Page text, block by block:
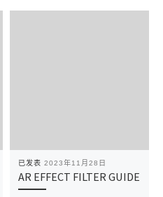
已发表 2023年11月28日
AR EFFECT FILTER GUIDE